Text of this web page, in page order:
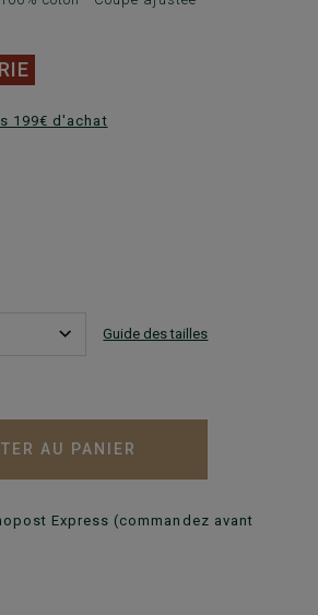
199€ d'achat
Guide des tailles
AU PANIER
Express (commandez avant